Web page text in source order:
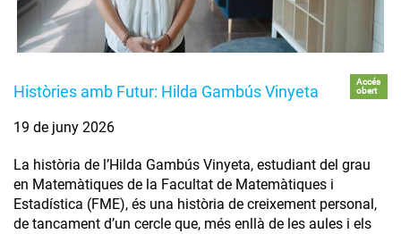
Històries amb Futur: Hilda Gambús Vinyeta
Accés
obert
19 de juny 2026
La història de l’Hilda Gambús Vinyeta, estudiant del grau
en Matemàtiques de la Facultat de Matemàtiques i
Estadística (FME), és una història de creixement personal,
de tancament d’un cercle que, més enllà de les aules i els